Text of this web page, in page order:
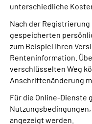
unterschiedliche
Nach der Registrierung
gespeicherten
zum Beispiel Ihren
Renteninformation.
verschlüsselten Weg
Anschriftenänderung
Für die Online-Dienste
angezeigt werden.